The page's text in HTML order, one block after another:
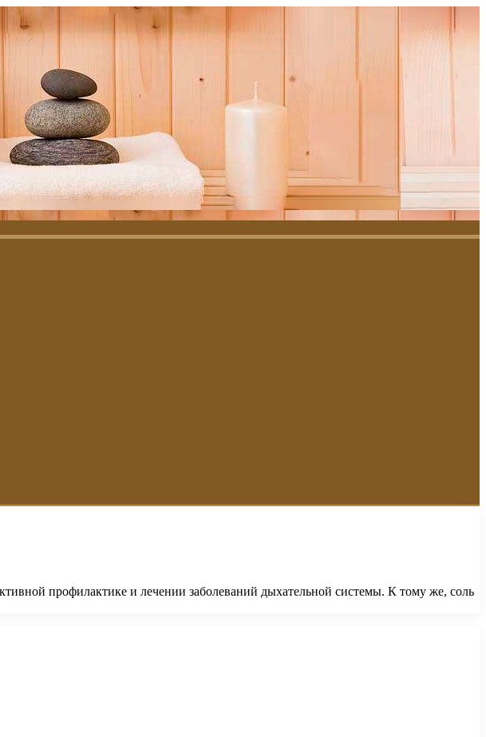
профилактике и лечении заболеваний дыхательной системы. К тому же, соль